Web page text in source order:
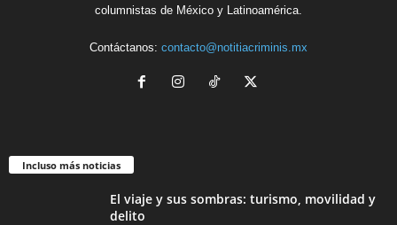
columnistas de México y Latinoamérica.
Contáctanos: contacto@notitiacriminis.mx
Incluso más noticias
El viaje y sus sombras: turismo, movilidad y
delito